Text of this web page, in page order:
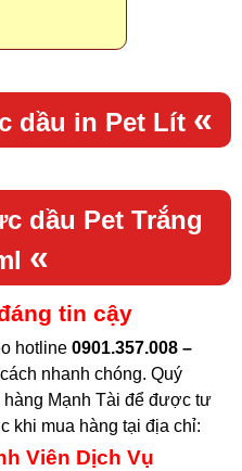
dầu in Pet Lít «
dầu Pet Trắng
«
tin cậy
hotline 0901.357.008 –
nhanh chóng. Quý
hàng Mạnh Tài để được tư
khi mua hàng tại địa chỉ:
Viên Dịch Vụ